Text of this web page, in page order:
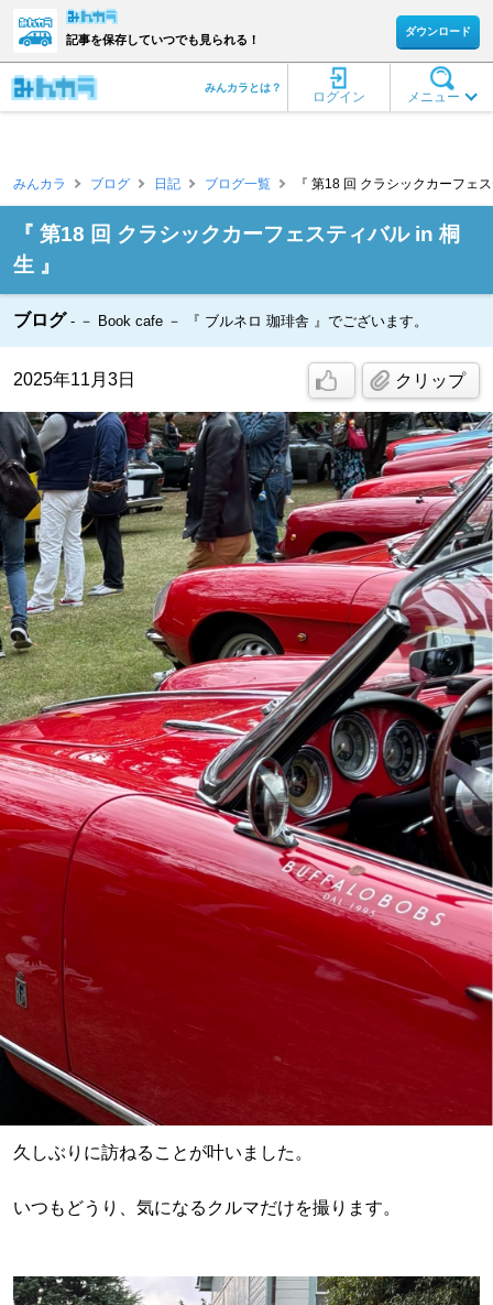
記事を保存していつでも見られる！
ダウンロード
メニュー
ログイン
みんカラとは？
みんカラ ブログ 日記 ブログ一覧 『 第18 回 クラシックカーフェ
『 第18 回 クラシックカーフェスティバル in 桐
生 』
ブログ － Book cafe － 『 ブルネロ 珈琲舎 』でございます。
2025年11月3日 クリップ
久しぶりに訪ねることが叶いました。
いつもどうり、気になるクルマだけを撮ります。